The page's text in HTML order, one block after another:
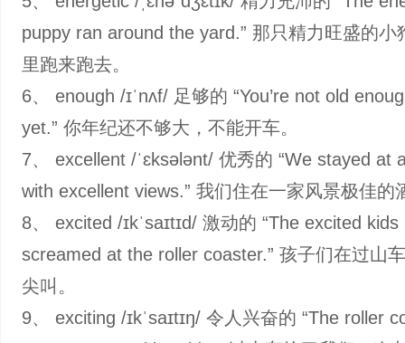
puppy ran around the yard.” 那只精力旺盛的小
里跑来跑去。
6、 enough /ɪˈnʌf/ 足够的 “You’re not old
yet.” 你年纪还不够大，不能开车。
7、 excellent /ˈɛksələnt/ 优秀的 “We stayed at
with excellent views.” 我们住在一家风景极佳的
8、 excited /ɪkˈsaɪtɪd/ 激动的 “The excited kids
screamed at the roller coaster.” 孩子们在过山
尖叫。
9、 exciting /ɪkˈsaɪtɪŋ/ 令人兴奋的 “The roller